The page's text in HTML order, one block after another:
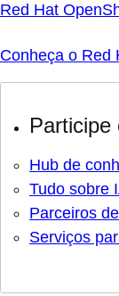
Red Hat
Conheça o Red
Participe
Hub de
Tudo sobre
Parceiros
Serviços